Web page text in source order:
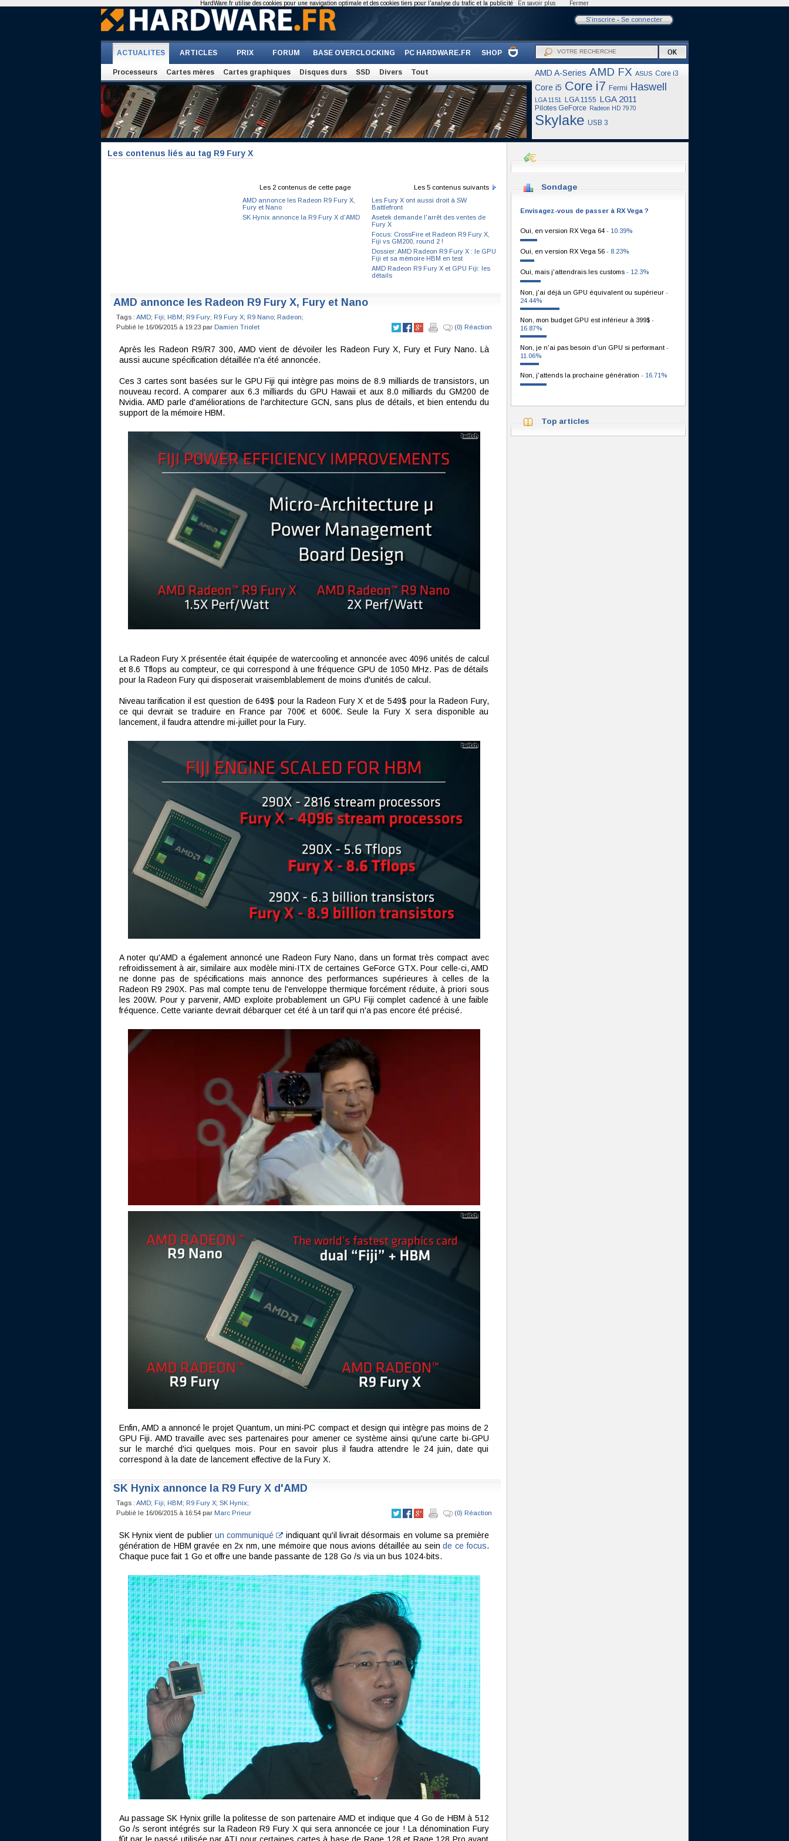
S'inscrire- Se connecter
ACTUALITES ARTICLES PRIX FORUM BASE OVERCLOCKING PC HARDWARE.FR SHOP
Processeurs Cartes mères Cartes graphiques Disques durs SSD Divers Tout AMD A-Series AMD FX ASUS Core i3
Core i5 Core i7 Fermi Haswell
LGA 1151 LGA 1155 LGA 2011
Pilotes GeForce Radeon HD 7970
Skylake USB 3
Les contenus liés au tag R9 Fury X
Les 2 contenus de cette page
AMD annonce les Radeon R9 Fury X,
Fury et Nano
SK Hynix annonce la R9 Fury X d'AMD
Les 5 contenus suivants
Les Fury X ont aussi droit à SW
Battlefront
Asetek demande l'arrêt des ventes de
Fury X
Focus: CrossFire et Radeon R9 Fury X,
Fiji vs GM200, round 2 !
Dossier: AMD Radeon R9 Fury X : le GPU
Fiji et sa mémoire HBM en test
AMD Radeon R9 Fury X et GPU Fiji: les
détails
AMD annonce les Radeon R9 Fury X, Fury et Nano
Tags : AMD; Fiji; HBM; R9 Fury; R9 Fury X; R9 Nano; Radeon;
Publié le 16/06/2015 à 19:23 par Damien Triolet (0) Réaction
Après les Radeon R9/R7 300, AMD vient de dévoiler les Radeon Fury X, Fury et Fury Nano. Là
aussi aucune spécification détaillée n'a été annoncée.
Ces 3 cartes sont basées sur le GPU Fiji qui intègre pas moins de 8.9 milliards de transistors, un
nouveau record. A comparer aux 6.3 milliards du GPU Hawaii et aux 8.0 milliards du GM200 de
Nvidia. AMD parle d'améliorations de l'architecture GCN, sans plus de détails, et bien entendu du
support de la mémoire HBM.
La Radeon Fury X présentée était équipée de watercooling et annoncée avec 4096 unités de calcul
et 8.6 Tflops au compteur, ce qui correspond à une fréquence GPU de 1050 MHz. Pas de détails
pour la Radeon Fury qui disposerait vraisemblablement de moins d'unités de calcul.
Niveau tarification il est question de 649$ pour la Radeon Fury X et de 549$ pour la Radeon Fury,
ce qui devrait se traduire en France par 700€ et 600€. Seule la Fury X sera disponible au
lancement, il faudra attendre mi-juillet pour la Fury.
A noter qu'AMD a également annoncé une Radeon Fury Nano, dans un format très compact avec
refroidissement à air, similaire aux modèle mini-ITX de certaines GeForce GTX. Pour celle-ci, AMD
ne donne pas de spécifications mais annonce des performances supérieures à celles de la
Radeon R9 290X. Pas mal compte tenu de l'enveloppe thermique forcément réduite, à priori sous
les 200W. Pour y parvenir, AMD exploite probablement un GPU Fiji complet cadencé à une faible
fréquence. Cette variante devrait débarquer cet été à un tarif qui n'a pas encore été précisé.
Enfin, AMD a annoncé le projet Quantum, un mini-PC compact et design qui intègre pas moins de 2
GPU Fiji. AMD travaille avec ses partenaires pour amener ce système ainsi qu'une carte bi-GPU
sur le marché d'ici quelques mois. Pour en savoir plus il faudra attendre le 24 juin, date qui
correspond à la date de lancement effective de la Fury X.
SK Hynix annonce la R9 Fury X d'AMD
Tags : AMD; Fiji; HBM; R9 Fury X; SK Hynix;
Publié le 16/06/2015 à 16:54 par Marc Prieur (0) Réaction
SK Hynix vient de publier un communiqué
indiquant qu'il livrait désormais en volume sa première
génération de HBM gravée en 2x nm, une mémoire que nous avions détaillée au seinde ce focus.
Chaque puce fait 1 Go et offre une bande passante de 128 Go /s via un bus 1024-bits.
Au passage SK Hynix grille la politesse de son partenaire AMD et indique que 4 Go de HBM à 512
Go /s seront intégrés sur la Radeon R9 Fury X qui sera annoncée ce jour ! La dénomination Fury
Sondage
Envisagez-vous de passer à RX Vega ?
Oui, en version RX Vega 64 - 10.39%
Oui, en version RX Vega 56 - 8.23%
Oui, mais j'attendrais les customs - 12.3%
Non, j'ai déjà un GPU équivalent ou supérieur -
24.44%
Non, mon budget GPU est inférieur à 399$ -
16.87%
Non, je n'ai pas besoin d'un GPU si performant -
11.06%
Non, j'attends la prochaine génération - 16.71%
Top articles
HardWare.fr utilise des cookies pour une navigation optimale et des cookies tiers pour l'analyse du trafic et la publicité En savoir plus Fermer